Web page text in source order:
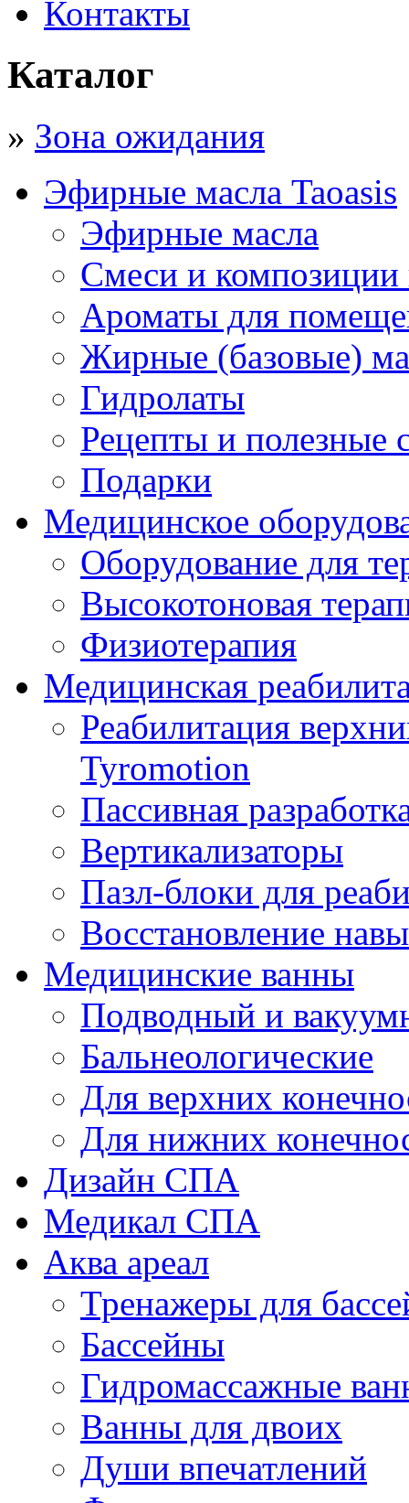
Контакты
Каталог
» Зона ожидания
Эфирные масла Taoasis
Эфирные масла
Смеси и
Ароматы для
Жирные (базовые)
Гидролаты
Рецепты и полезные
Подарки
Медицинское
Оборудование для
Высокотоновая
Физиотерапия
Медицинская
Реабилитация
Tyromotion
Пассивная
Вертикализаторы
Пазл-блоки для
Восстановление
Медицинские ванны
Подводный и
Бальнеологические
Для верхних
Для нижних
Дизайн СПА
Медикал СПА
Аква ареал
Тренажеры для
Бассейны
Гидромассажные
Ванны для двоих
Души впечатлений